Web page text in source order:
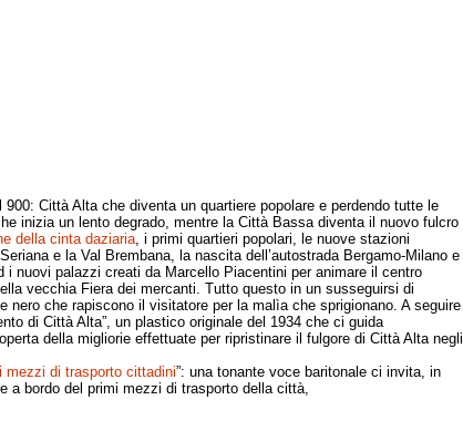
900: Città Alta che diventa un quartiere popolare e perdendo tutte le
inizia un lento degrado, mentre la Città Bassa diventa il nuovo fulcro
della cinta daziaria, i primi quartieri popolari, le nuove stazioni
e la Val Brembana, la nascita dell’autostrada Bergamo-Milano e
i nuovi palazzi creati da Marcello Piacentini per animare il centro
vecchia Fiera dei mercanti. Tutto questo in un susseguirsi di
nero che rapiscono il visitatore per la malìa che sprigionano. A seguire
di Città Alta”, un plastico originale del 1934 che ci guida
della migliorie effettuate per ripristinare il fulgore di Città Alta negli
mezzi di trasporto cittadini”: una tonante voce baritonale ci invita, in
a bordo del primi mezzi di trasporto della città,